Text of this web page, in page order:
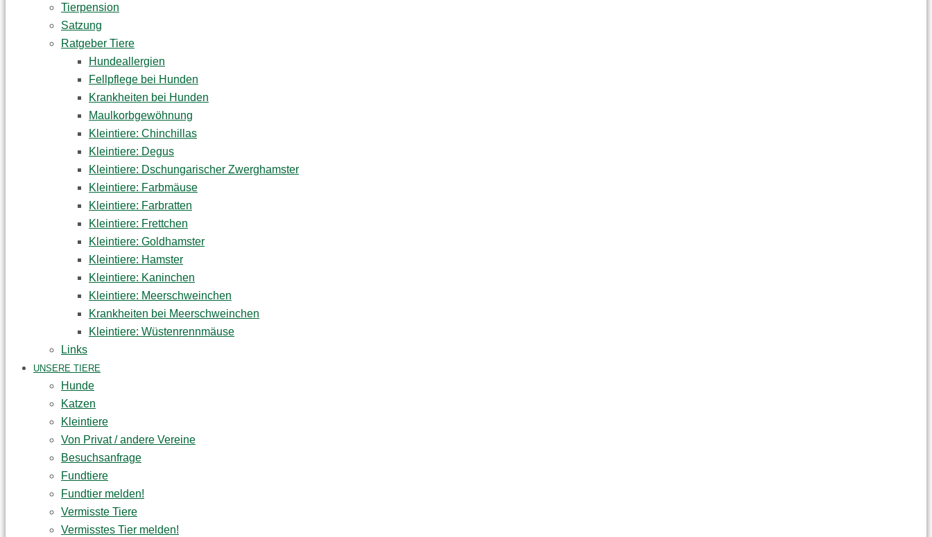
Tierpension
Satzung
Ratgeber Tiere
Hundeallergien
Fellpflege bei Hunden
Krankheiten bei Hunden
Maulkorbgewöhnung
Kleintiere: Chinchillas
Kleintiere: Degus
Kleintiere: Dschungarischer Zwerghamster
Kleintiere: Farbmäuse
Kleintiere: Farbratten
Kleintiere: Frettchen
Kleintiere: Goldhamster
Kleintiere: Hamster
Kleintiere: Kaninchen
Kleintiere: Meerschweinchen
Krankheiten bei Meerschweinchen
Kleintiere: Wüstenrennmäuse
Links
UNSERE TIERE
Hunde
Katzen
Kleintiere
Von Privat / andere Vereine
Besuchsanfrage
Fundtiere
Fundtier melden!
Vermisste Tiere
Vermisstes Tier melden!